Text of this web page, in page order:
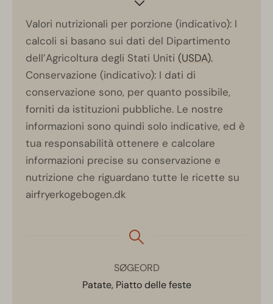
Valori nutrizionali per porzione (indicativo): I
calcoli si basano sui dati del Dipartimento
dell’Agricoltura degli Stati Uniti (USDA).
Conservazione (indicativo): I dati di
conservazione sono, per quanto possibile,
forniti da istituzioni pubbliche. Le nostre
informazioni sono quindi solo indicative, ed è
tua responsabilità ottenere e calcolare
informazioni precise su conservazione e
nutrizione che riguardano tutte le ricette su
airfryerkogebogen.dk
SØGEORD
Patate, Piatto delle feste